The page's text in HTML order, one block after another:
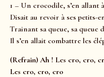
1 – Un crocodile, s’en allant
Disait au revoir à ses petits-
Trainant sa queue, sa queue
Il s’en allait combattre les
(Refrain) Ah ! Les cro, cro,
Les cro, cro, cro